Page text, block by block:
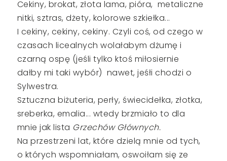
Cekiny, brokat, złota lama, pióra, metaliczne
nitki, sztras, dżety, kolorowe szkiełka...
I cekiny, cekiny, cekiny. Czyli coś, od czego w
czasach licealnych wolałabym dżumę i
czarną ospę (jeśli tylko ktoś miłosiernie
dałby mi taki wybór) nawet, jeśłi chodzi o
Sylwestra.
Sztuczna biżuteria, perły, świecidełka, złotka,
sreberka, emalia... wtedy brzmiało to dla
mnie jak lista Grzechów Głównych.
Na przestrzeni lat, które dzielą mnie od tych,
o których wspomniałam, oswoiłam się ze